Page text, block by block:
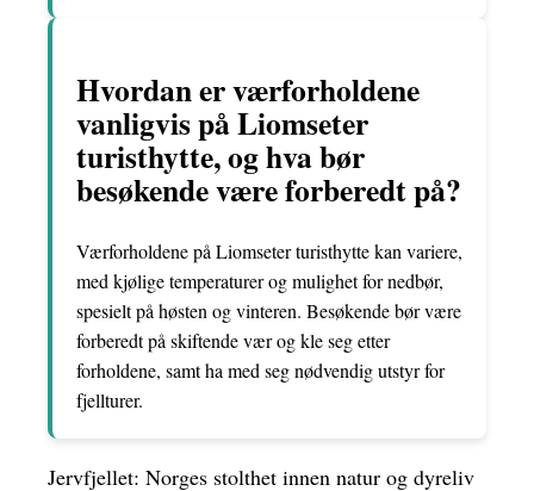
Hvordan er værforholdene
vanligvis på Liomseter
turisthytte, og hva bør
besøkende være forberedt på?
Værforholdene på Liomseter turisthytte kan variere,
med kjølige temperaturer og mulighet for nedbør,
spesielt på høsten og vinteren. Besøkende bør være
forberedt på skiftende vær og kle seg etter
forholdene, samt ha med seg nødvendig utstyr for
fjellturer.
Jervfjellet: Norges stolthet innen natur og dyreliv